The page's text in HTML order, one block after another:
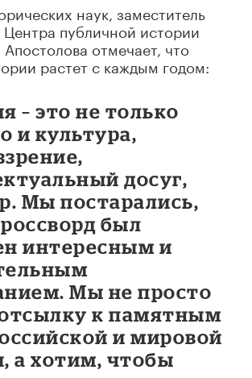
наук, заместитель
Центра публичной истории
отмечает, что
растет с каждым годом:
– это не только
и культура,
досуг,
Мы постарались,
был
интересным и
Мы не просто
к памятным
и мировой
а хотим, чтобы